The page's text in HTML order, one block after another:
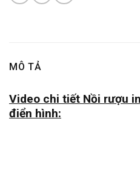
MÔ TẢ
Video chi tiết Nồi rượu
điển hình: